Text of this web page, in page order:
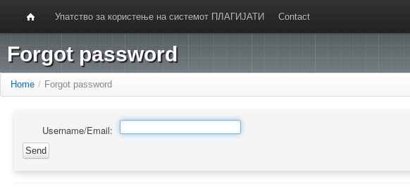
Упатство за користење на системот ПЛАГИЈАТИ Contact
Forgot password
Home / Forgot password
Username/Email: